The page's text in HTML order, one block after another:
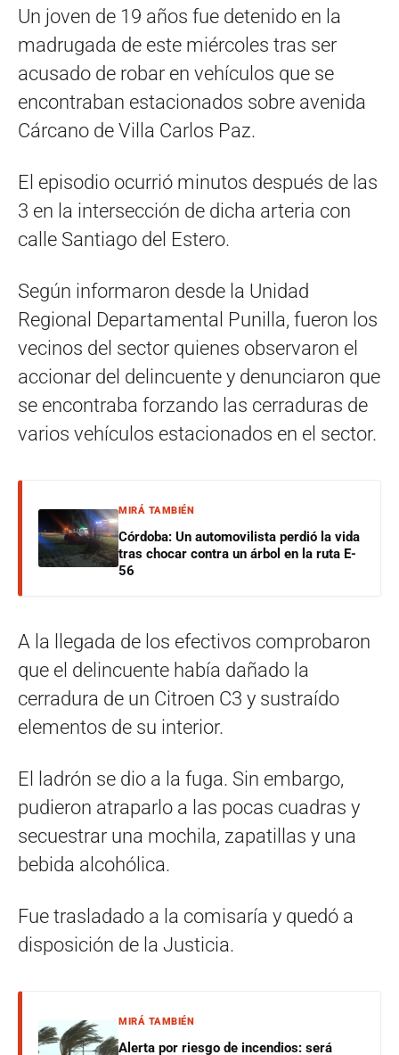
Un joven de 19 años fue detenido en la
madrugada de este miércoles tras ser
acusado de robar en vehículos que se
encontraban estacionados sobre avenida
Cárcano de Villa Carlos Paz.
El episodio ocurrió minutos después de las
3 en la intersección de dicha arteria con
calle Santiago del Estero.
Según informaron desde la Unidad
Regional Departamental Punilla, fueron los
vecinos del sector quienes observaron el
accionar del delincuente y denunciaron que
se encontraba forzando las cerraduras de
varios vehículos estacionados en el sector.
MIRÁ TAMBIÉN
Córdoba: Un automovilista perdió la vida
tras chocar contra un árbol en la ruta E-
56
A la llegada de los efectivos comprobaron
que el delincuente había dañado la
cerradura de un Citroen C3 y sustraído
elementos de su interior.
El ladrón se dio a la fuga. Sin embargo,
pudieron atraparlo a las pocas cuadras y
secuestrar una mochila, zapatillas y una
bebida alcohólica.
Fue trasladado a la comisaría y quedó a
disposición de la Justicia.
MIRÁ TAMBIÉN
Alerta por riesgo de incendios: será